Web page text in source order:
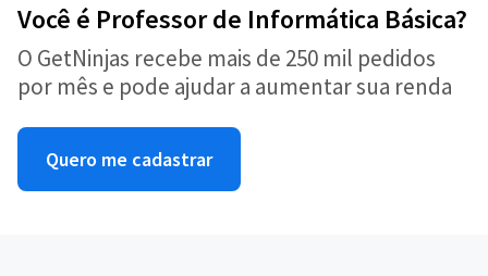
Você é Professor de Informática Básica?
O GetNinjas recebe mais de 250 mil pedidos
por mês e pode ajudar a aumentar sua renda
Quero me cadastrar